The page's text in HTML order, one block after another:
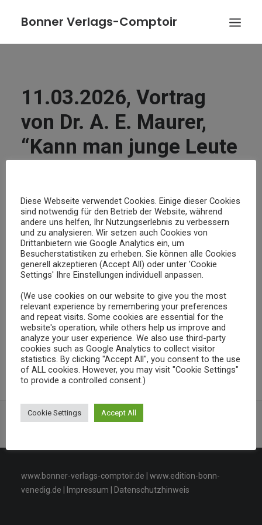
Bonner Verlags-Comptoir
AUTOREN
KONTAKT
11.03.2026, Vortrag
von Dr. A. E. Maurer,
“Kann man junge Leute
interessieren?”
9. FEBRUAR 2026 | ALLGEMEIN | MVB
11.03.2026, 19 Uhr, Vortrag: “Kann man junge Leute noch
für Goethe interessieren?”
“Kann man junge Leute noch für Goethe
interessieren?” – Vortrag – Dr. A. E. Maurer
März, 19 °° h, Goethe-Gesellschaft Bonn, Eutopia-
Haus, Th.-Mann-Str. 36, 53111 Bonn
www.bonner-verlags-comptoir.de
www.edition-bonn-
venedig.de
Impressum Datenschutzhinweis
Diese Webseite verwendet Cookies. Einige dieser Cookies
sind notwendig für den Betrieb der Website, während
andere uns helfen, Ihr Nutzungserlebnis zu verbessern
und zu analysieren. Wir setzen auch Cookies von
Drittanbietern wie Google Analytics ein, um
Besucherstatistiken zu erheben. Sie können alle Cookies
generell akzeptieren (Accept All) oder unter 'Cookie
Settings' Ihre Einstellungen individuell anpassen.
(We use cookies on our website to give you the most
relevant experience by remembering your preferences
and repeat visits. Some cookies are essential for the
website's operation, while others help us improve and
analyze your user experience. We also use third-party
cookies such as Google Analytics to collect visitor
statistics. By clicking "Accept All", you consent to the use
of ALL cookies. However, you may visit "Cookie Settings"
to provide a controlled consent.)
Cookie Settings Accept All